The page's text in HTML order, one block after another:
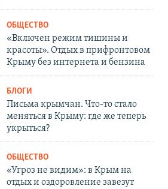
ОБЩЕСТВО
«Включен режим тишины и
красоты». Отдых в прифронтовом
Крыму без интернета и бензина
БЛОГИ
Письма крымчан. Что-то стало
меняться в Крыму: где же теперь
укрыться?
ОБЩЕСТВО
«Угроз не видим»: в Крым на
отдых и оздоровление завезут